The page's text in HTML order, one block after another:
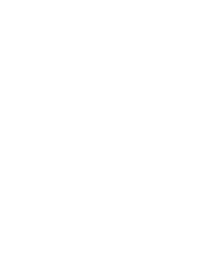
Powered by